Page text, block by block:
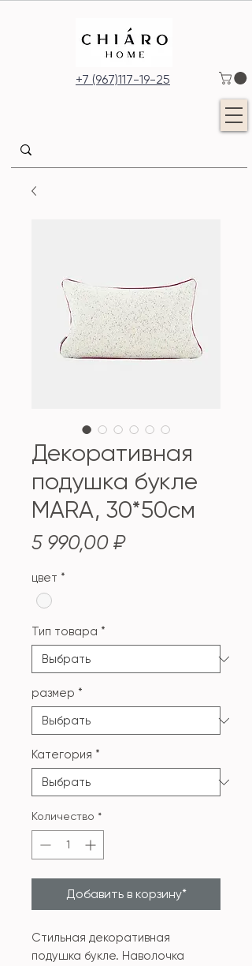
+7 (967)117-19-25
Декоративная
подушка букле
MARA, 30*50см
5 990,00 ₽Цена
цвет *
Тип товара *
размер *
Категория *
Количество *
Добавить в корзину*
Стильная декоративная
подушка букле. Наволочка